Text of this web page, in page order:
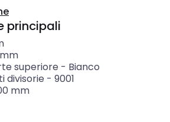
principali
mm
superiore - Bianco
divisorie - 9001
mm